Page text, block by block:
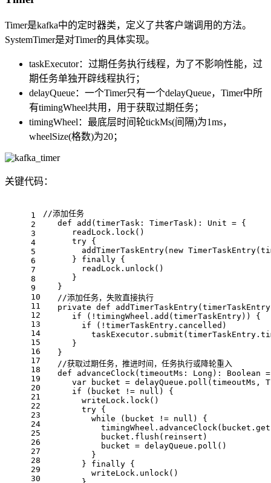
Timer是kafka中的定时器类，定义了共客户端调用的方法。
SystemTimer是对Timer的具体实现。
taskExecutor：过期任务执行线程，为了不影响性能，过
期任务单独开辟线程执行；
delayQueue：一个Timer只有一个delayQueue，Timer中所
有timingWheel共用，用于获取过期任务；
timingWheel：最底层时间轮tickMs(间隔)为1ms，
wheelSize(格数)为20；
关键代码：
1
2
3
4
5
6
7
8
9
10
11
12
13
14
15
16
17
18
19
20
21
22
23
24
25
26
27
28
29
30
//添加任务
def
add (timerTask: TimerTask): Unit = {
      readLock.lock()
try {
        addTimerTaskEntry(
new TimerTaskEntry
      }
finally {
        readLock.unlock()
      }
   }
//添加任务，失败直接执行
private def addTimerTaskEntry
if (!timingWheel.add(timerTaskEntry)) {
if (!timerTaskEntry.cancelled)
      }
   }
//获取过期任务，推进时间，任务执行或降轮重入
def
advanceClock(timeoutMs: Long ): Boolean
var bucket = delayQueue.poll(timeoutMs,
if (bucket != null ) {
        writeLock.lock()
try {
while (bucket != null ) {
            bucket.flush(reinsert)
            bucket = delayQueue.poll()
          }
        }
finally {
          writeLock.unlock()